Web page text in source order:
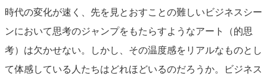
時代の変化が速く、先を見とおすことの難しいビジネスシー
ンにおいて思考のジャンプをもたらすようなアート（的思
考）は欠かせない。しかし、その温度感をリアルなものとし
て体感している人たちはどれほどいるのだろうか。ビジネス